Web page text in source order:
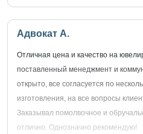
Адвокат А.
Отличная цена и качество на
поставленный менеджмент и
открыто, все согласуется по
изготовления, на все вопросы
Заказывал помолвочное и
отлично. Однозначно рекомендую!